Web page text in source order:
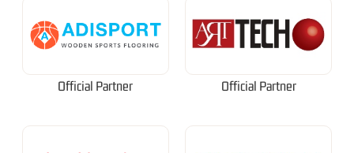
Official Partner Official Partner